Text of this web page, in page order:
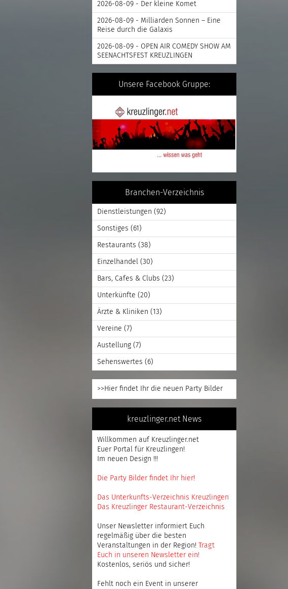
2026-08-09 - Der kleine Komet
2026-08-09 - Milliarden Sonnen – Eine
Reise durch die Galaxis
2026-08-09 - OPEN AIR COMEDY SHOW AM
SEENACHTSFEST KREUZLINGEN
Unsere Facebook Gruppe:
Branchen-Verzeichnis
Dienstleistungen (92)
Sonstiges (61)
Restaurants (38)
Einzelhandel (30)
Bars, Cafes & Clubs (23)
Unterkünfte (20)
Ärzte & Kliniken (13)
Vereine (7)
Austellung (7)
Sehenswertes (6)
>>Hier findet Ihr die neuen Party Bilder
kreuzlinger.net News
Willkommen auf Kreuzlinger.net
Euer Portal für Kreuzlingen!
Im neuen Design !!!
Die Party Bilder findet Ihr hier!
Das Unterkunfts-Verzeichnis Kreuzlingen
Das Kreuzlinger Restaurant-Verzeichnis
Unser Newsletter informiert Euch
regelmäßig über die besten
Veranstaltungen in der Region! Tragt
Euch in unseren Newsletter ein!
Kostenlos, seriös und sicher!
Fehlt noch ein Event in unserer